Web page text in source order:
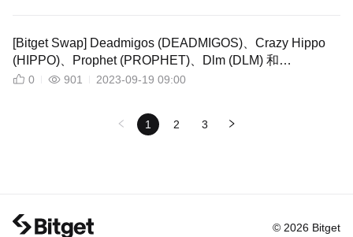
[Bitget Swap] Deadmigos (DEADMIGOS)、Crazy Hippo
(HIPPO)、Prophet (PROPHET)、Dlm (DLM) 和
Generational Wealth Generator (GWG) 現已透過 Bitget
0 901 2023-09-19 09:00
1 2 3
© 2026 Bitget